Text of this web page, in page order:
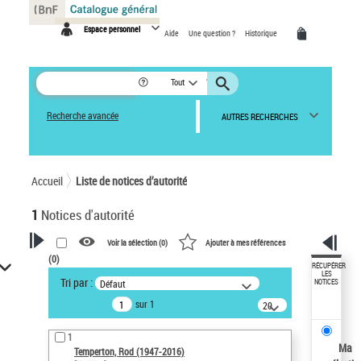
Espace personnel Aide Une question ? Historique
Tout
Recherche avancée AUTRES RECHERCHES
Accueil Liste de notices d’autorité
1 Notices d'autorité
VOTRE RECHERCHE
Recherche avancée dans les
notices d’autorité
Œuvres liées à l'auteur :
Temperton, Rod (1947-2016)
Voir la sélection (0) Ajouter à mes références
(0)
Tri par : Défaut
sur 1
20
résultats/page
1
Temperton, Rod (1947-2016)
RÉCUPÉRER
LES
NOTICES
Ma
Panneau de gestion des cookies